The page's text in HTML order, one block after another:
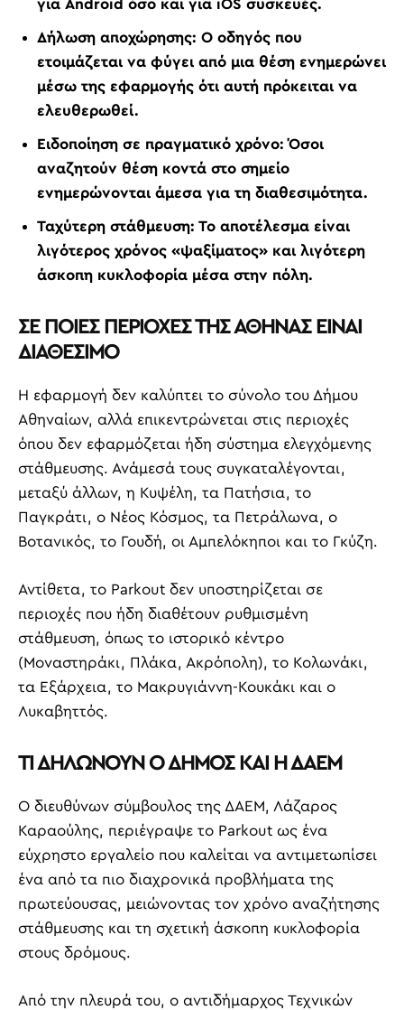
για Android όσο και για iOS συσκευές.
Δήλωση αποχώρησης: Ο οδηγός που
ετοιμάζεται να φύγει από μια θέση ενημερώνει
μέσω της εφαρμογής ότι αυτή πρόκειται να
ελευθερωθεί.
Ειδοποίηση σε πραγματικό χρόνο: Όσοι
αναζητούν θέση κοντά στο σημείο
ενημερώνονται άμεσα για τη διαθεσιμότητα.
Ταχύτερη στάθμευση: Το αποτέλεσμα είναι
λιγότερος χρόνος «ψαξίματος» και λιγότερη
άσκοπη κυκλοφορία μέσα στην πόλη.
ΣΕ ΠΟΙΕΣ ΠΕΡΙΟΧΕΣ ΤΗΣ ΑΘΗΝΑΣ ΕΙΝΑΙ
ΔΙΑΘΕΣΙΜΟ
Η εφαρμογή δεν καλύπτει το σύνολο του Δήμου
Αθηναίων, αλλά επικεντρώνεται στις περιοχές
όπου δεν εφαρμόζεται ήδη σύστημα ελεγχόμενης
στάθμευσης. Ανάμεσά τους συγκαταλέγονται,
μεταξύ άλλων, η Κυψέλη, τα Πατήσια, το
Παγκράτι, ο Νέος Κόσμος, τα Πετράλωνα, ο
Βοτανικός, το Γουδή, οι Αμπελόκηποι και το Γκύζη.
Αντίθετα, το Parkout δεν υποστηρίζεται σε
περιοχές που ήδη διαθέτουν ρυθμισμένη
στάθμευση, όπως το ιστορικό κέντρο
(Μοναστηράκι, Πλάκα, Ακρόπολη), το Κολωνάκι,
τα Εξάρχεια, το Μακρυγιάννη-Κουκάκι και ο
Λυκαβηττός.
ΤΙ ΔΗΛΩΝΟΥΝ Ο ΔΗΜΟΣ ΚΑΙ Η ΔΑΕΜ
Ο διευθύνων σύμβουλος της ΔΑΕΜ, Λάζαρος
Καραούλης, περιέγραψε το Parkout ως ένα
εύχρηστο εργαλείο που καλείται να αντιμετωπίσει
ένα από τα πιο διαχρονικά προβλήματα της
πρωτεύουσας, μειώνοντας τον χρόνο αναζήτησης
στάθμευσης και τη σχετική άσκοπη κυκλοφορία
στους δρόμους.
Από την πλευρά του, ο αντιδήμαρχος Τεχνικών